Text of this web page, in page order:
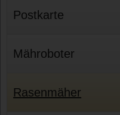
Postkarte
Mähroboter
Rasenmäher